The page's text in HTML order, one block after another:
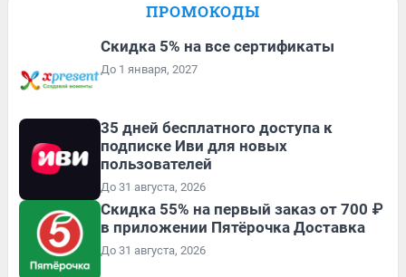
ПРОМОКОДЫ
Скидка 5% на все сертификаты
До 1 января, 2027
35 дней бесплатного доступа к
подписке Иви для новых
пользователей
До 31 августа, 2026
Скидка 55% на первый заказ от 700 ₽
в приложении Пятёрочка Доставка
До 31 августа, 2026